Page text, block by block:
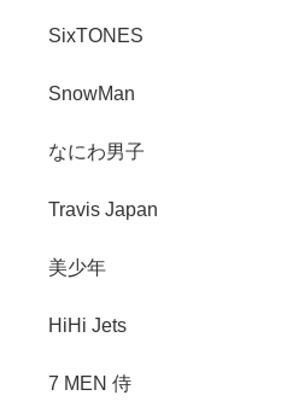
SixTONES
SnowMan
なにわ男子
Travis Japan
美少年
HiHi Jets
7 MEN 侍